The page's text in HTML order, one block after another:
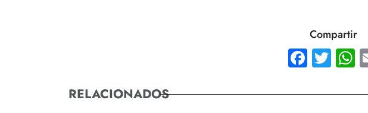
Compartir
RELACIONADOS